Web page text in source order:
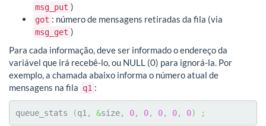
msg_put )
got : número de mensagens retiradas da fila (via
msg_get )
Para cada informação, deve ser informado o endereço da
variável que irá recebê-lo, ou NULL (0) para ignorá-la. Por
exemplo, a chamada abaixo informa o número atual de
mensagens na fila q1 :
queue_stats (q1 , &size, 0, 0, 0, 0, 0) ;